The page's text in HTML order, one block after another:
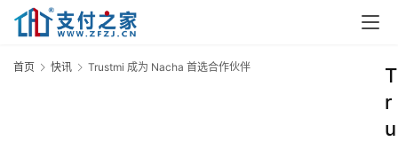
首页 快讯 Trustmi 成为 Nacha 首选合作伙伴
T
r
u